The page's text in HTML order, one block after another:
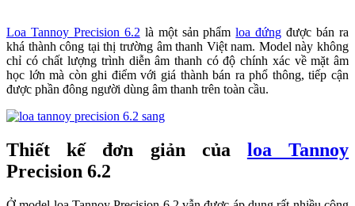
Loa Tannoy Precision 6.2là một sản phẩmloa đứng được bán ra
khá thành công tại thị trường âm thanh Việt nam. Model này không
chỉ có chất lượng trình diễn âm thanh có độ chính xác về mặt âm
học lớn mà còn ghi điểm với giá thành bán ra phổ thông, tiếp cận
được phần đông người dùng âm thanh trên toàn cầu.
Thiết kế đơn giản của loa Tannoy
Precision 6.2